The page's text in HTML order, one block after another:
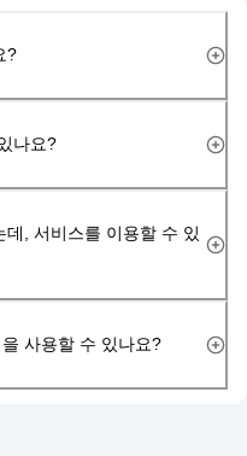
?
나요?
, 서비스를 이용할 수 있
사용할 수 있나요?